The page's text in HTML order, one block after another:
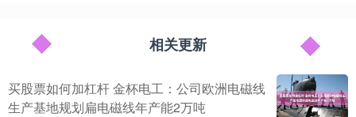
相关更新
买股票如何加杠杆 金杯电工：公司欧洲电磁线
生产基地规划扁电磁线年产能2万吨